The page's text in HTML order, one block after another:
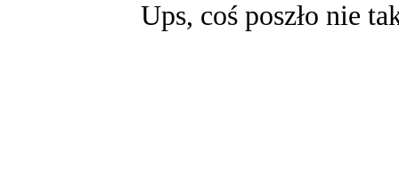
Ups, coś poszło nie